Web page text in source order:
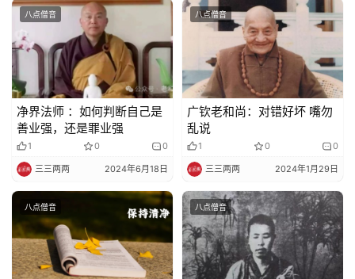
八点僧音
净界法师 ：如何判断自己是
善业强，还是罪业强
1 0 0
三三两两 2024年6月18日
八点僧音
广钦老和尚：对错好坏 嘴勿
乱说
1 0 0
三三两两 2024年1月29日
八点僧音 八点僧音